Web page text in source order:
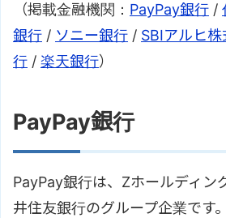
（掲載金融機関： PayPay銀行 /
銀行 / ソニー銀行 / SBIアルヒ株
行 / 楽天銀行）
PayPay銀行
PayPay銀行は、Zホールディン
井住友銀行のグループ企業です